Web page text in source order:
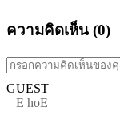
ความคิดเห็น (0)
GUEST
E hoE